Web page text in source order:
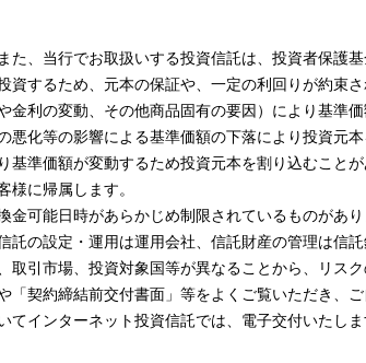
、当行でお取扱いする投資信託は、投資者保護基
するため、元本の保証や、一定の利回りが約束さ
利の変動、その他商品固有の要因）により基準
化等の影響による基準価額の下落により投資元本
準価額が変動するため投資元本を割り込むことが
に帰属します。
可能日時があらかじめ制限されているものがあり
の設定・運用は運用会社、信託財産の管理は信託
引市場、投資対象国等が異なることから、リス
契約締結前交付書面」等をよくご覧いただき、ご
インターネット投資信託では、電子交付いたし